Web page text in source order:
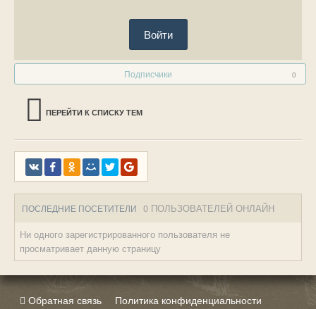
Войти
Подписчики 0
ПЕРЕЙТИ К СПИСКУ ТЕМ
ПОСЛЕДНИЕ ПОСЕТИТЕЛИ 0 ПОЛЬЗОВАТЕЛЕЙ ОНЛАЙН
Ни одного зарегистрированного пользователя не
просматривает данную страницу
Обратная связь Политика конфиденциальности